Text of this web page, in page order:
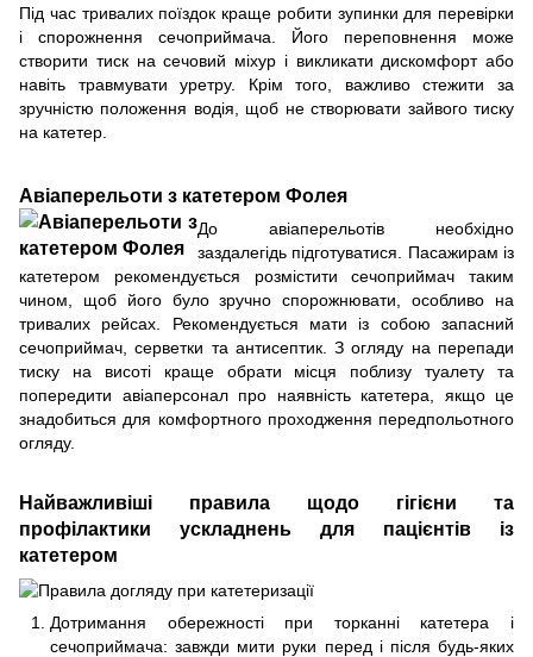
Під час тривалих поїздок краще робити зупинки для перевірки
і спорожнення сечоприймача. Його переповнення може
створити тиск на сечовий міхур і викликати дискомфорт або
навіть травмувати уретру. Крім того, важливо стежити за
зручністю положення водія, щоб не створювати зайвого тиску
на катетер.
Авіаперельоти з катетером Фолея
До авіаперельотів необхідно
заздалегідь підготуватися. Пасажирам із
катетером рекомендується розмістити сечоприймач таким
чином, щоб його було зручно спорожнювати, особливо на
тривалих рейсах. Рекомендується мати із собою запасний
сечоприймач, серветки та антисептик. З огляду на перепади
тиску на висоті краще обрати місця поблизу туалету та
попередити авіаперсонал про наявність катетера, якщо це
знадобиться для комфортного проходження передпольотного
огляду.
Найважливіші правила щодо гігієни та
профілактики ускладнень для пацієнтів із
катетером
Дотримання обережності при торканні катетера і
сечоприймача: завжди мити руки перед і після будь-яких